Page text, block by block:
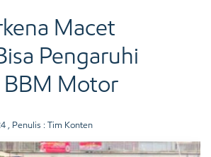
Macet
Pengaruhi
BBM Motor
, Penulis : Tim Konten